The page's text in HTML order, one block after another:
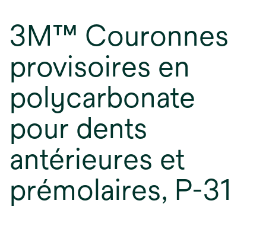
3M™ Couronnes
provisoires en
polycarbonate
pour dents
antérieures et
prémolaires, P-31